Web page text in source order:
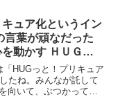
ュア化というイン
言葉が頑なだった
動かす ＨＵＧっ
第48話 感想まと
「HUGっと！プリキュア
たね。みんなが託して
向いて、ぶつかってい